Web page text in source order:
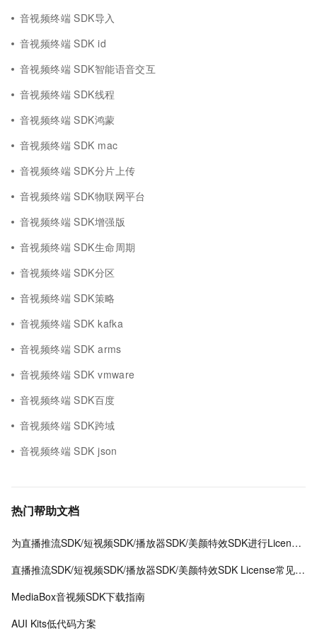
音视频终端 SDK导入
音视频终端 SDK id
音视频终端 SDK智能语音交互
音视频终端 SDK线程
音视频终端 SDK鸿蒙
音视频终端 SDK mac
音视频终端 SDK分片上传
音视频终端 SDK物联网平台
音视频终端 SDK增强版
音视频终端 SDK生命周期
音视频终端 SDK分区
音视频终端 SDK策略
音视频终端 SDK kafka
音视频终端 SDK arms
音视频终端 SDK vmware
音视频终端 SDK百度
音视频终端 SDK跨域
音视频终端 SDK json
热门帮助文档
为直播推流SDK/短视频SDK/播放器SDK/美颜特效SDK进行License授权
直播推流SDK/短视频SDK/播放器SDK/美颜特效SDK License常见问题
MediaBox音视频SDK下载指南
AUI Kits低代码方案